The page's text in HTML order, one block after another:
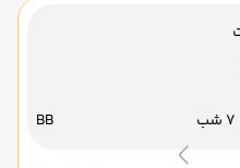
7 شب BB